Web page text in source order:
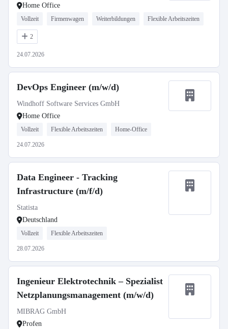
Home Office
Vollzeit Firmenwagen Weiterbildungen Flexible Arbeitszeiten
2
24.07.2026
DevOps Engineer (m/w/d)
Windhoff Software Services GmbH
Home Office
Vollzeit Flexible Arbeitszeiten Home-Office
24.07.2026
Data Engineer - Tracking
Infrastructure (m/f/d)
Statista
Deutschland
Vollzeit Flexible Arbeitszeiten
28.07.2026
Ingenieur Elektrotechnik – Spezialist
Netzplanungsmanagement (m/w/d)
MIBRAG GmbH
Profen